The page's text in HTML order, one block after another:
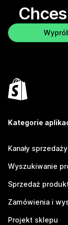
Kategorie
Kanały sprzedaży
Wyszukiwanie
Sprzedaż
Zamówienia i
Projekt sklepu